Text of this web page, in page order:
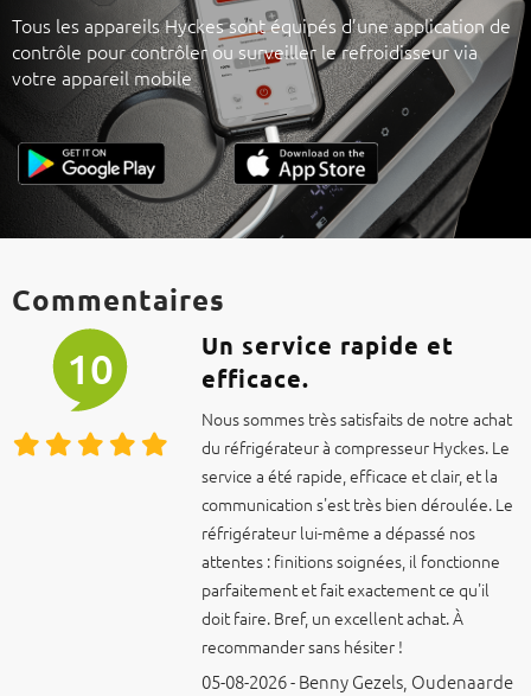
Tous les appareils Hyckes sont équipés d’une application de
contrôle pour contrôler ou surveiller le refroidisseur via
votre appareil mobile
Commentaires
10
Un service rapide et
efficace.
Nous sommes très satisfaits de notre achat
du réfrigérateur à compresseur Hyckes. Le
service a été rapide, efficace et clair, et la
communication s'est très bien déroulée. Le
réfrigérateur lui-même a dépassé nos
attentes : finitions soignées, il fonctionne
parfaitement et fait exactement ce qu'il
doit faire. Bref, un excellent achat. À
recommander sans hésiter !
05-08-2026 - Benny Gezels, Oudenaarde